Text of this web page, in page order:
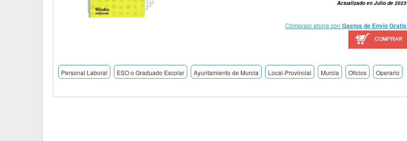
Actualizado en Julio de 2023
Cómpralo ahora conGastos de Envío Gratis
Personal Laboral ESO o Graduado Escolar Ayuntamiento de Murcia Local-Provincial Murcia Oficios Operario